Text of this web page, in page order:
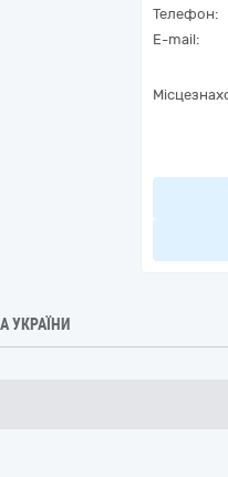
Телефон:
E-mail:
УКРАЇНИ